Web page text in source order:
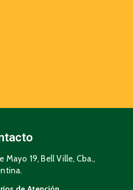
Mayo 19, Bell Ville, Cba.,